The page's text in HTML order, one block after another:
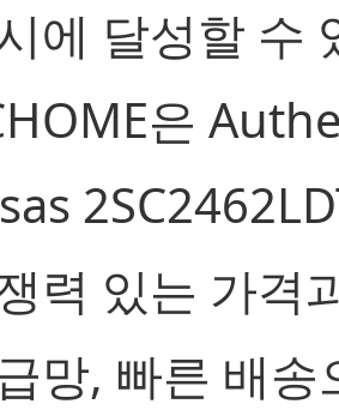
에 달성할 수
은
력 있는 가격
망, 빠른 배송